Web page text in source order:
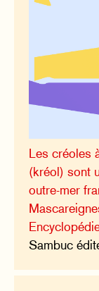
Les créoles
(kréol) sont
outre-mer
Sambuc